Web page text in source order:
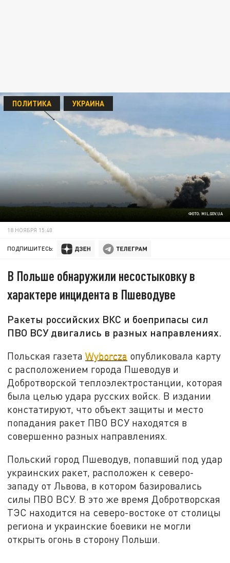
ФОТО: MIL.GOV.UA
ПОЛИТИКА УКРАИНА
18 НОЯБРЯ 15:40
ПОДПИШИТЕСЬ:
В Польше обнаружили несостыковку в
характере инцидента в Пшеводуве
Ракеты российских ВКС и боеприпасы сил
ПВО ВСУ двигались в разных направлениях.
Польская газетаWyborcza опубликовала карту
с расположением города Пшеводув и
Добротворской теплоэлектростанции, которая
была целью удара русских войск. В издании
констатируют, что объект защиты и место
попадания ракет ПВО ВСУ находятся в
совершенно разных направлениях.
Польский город Пшеводув, попавший под удар
украинских ракет, расположен к северо-
западу от Львова, в котором базировались
силы ПВО ВСУ. В это же время Добротворская
ТЭС находится на северо-востоке от столицы
региона и украинские боевики не могли
открыть огонь в сторону Польши.